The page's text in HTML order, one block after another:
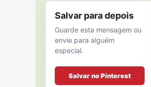
Salvar para depois
Guarde esta mensagem ou
envie para alguém
especial.
Salvar no Pinterest